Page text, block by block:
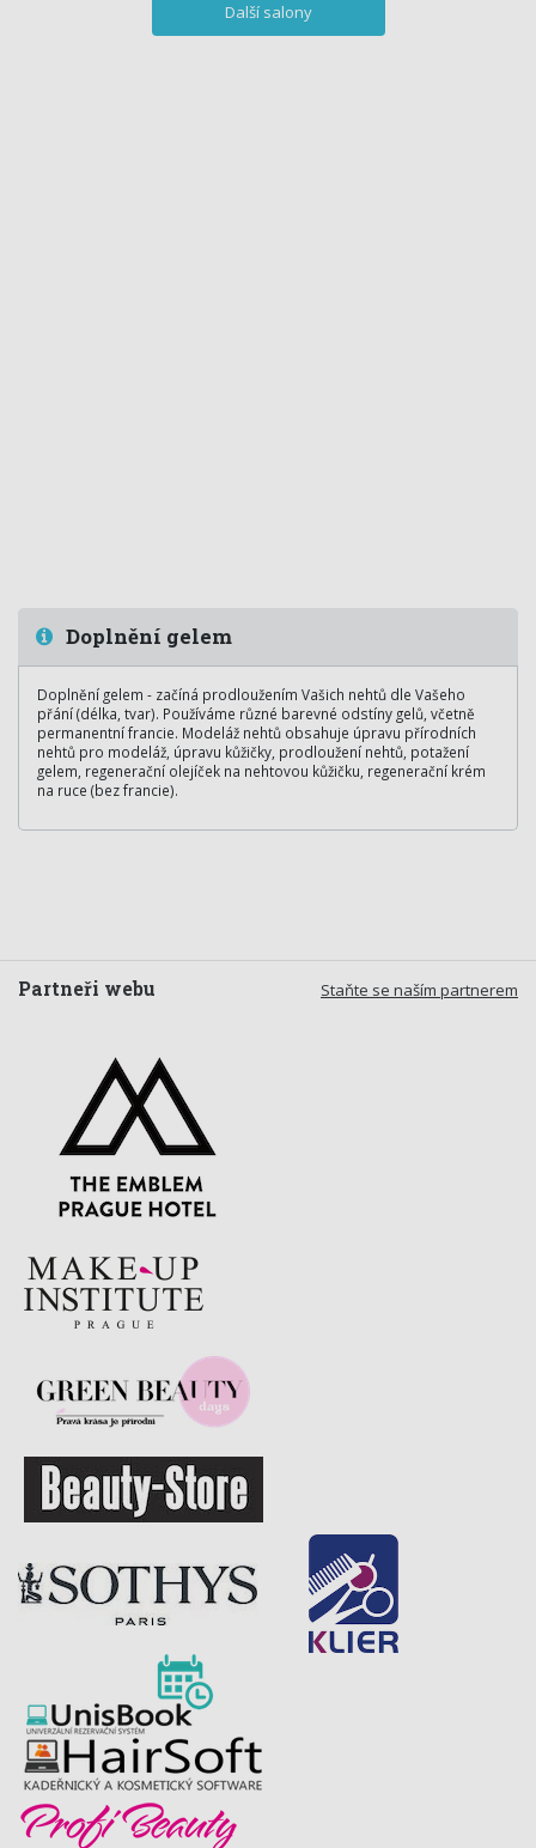
Další salony
Doplnění gelem
Doplnění gelem - začíná prodloužením Vašich nehtů dle Vašeho
přání (délka, tvar). Používáme různé barevné odstíny gelů, včetně
permanentní francie. Modeláž nehtů obsahuje úpravu přírodních
nehtů pro modeláž, úpravu kůžičky, prodloužení nehtů, potažení
gelem, regenerační olejíček na nehtovou kůžičku, regenerační krém
na ruce (bez francie).
Staňte se naším partnerem
Partneři webu